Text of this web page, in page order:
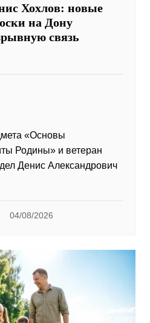
Хохлов: новые
на Дону
связь
«Основы
Родины» и ветеран
Денис Александрович
04/08/2026